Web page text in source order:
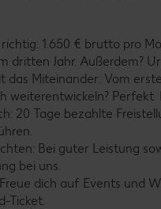
1.650 € brutto pro
dritten Jahr. Außerdem?
das Miteinander: Vom
weiterentwickeln?
20 Tage bezahlte
Bei guter Leistung
bei uns.
dich auf Events und
Ticket.